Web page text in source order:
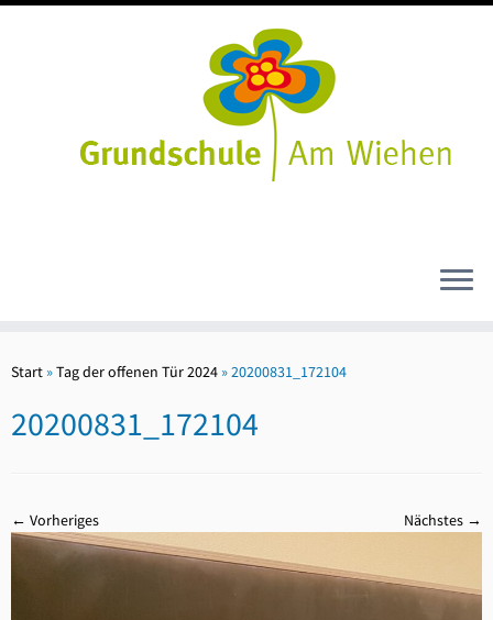
Inhalt
Start »Tag der offenen Tür 2024 »20200831_172104
20200831_172104
← Vorheriges Nächstes →